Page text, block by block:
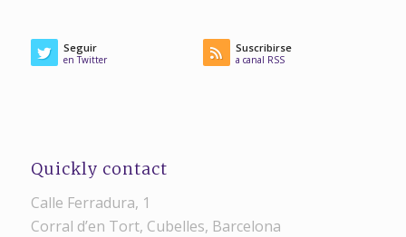
Seguir
en Twitter
Suscribirse
a canal RSS
Quickly contact
Calle Ferradura, 1
Corral d’en Tort, Cubelles, Barcelona